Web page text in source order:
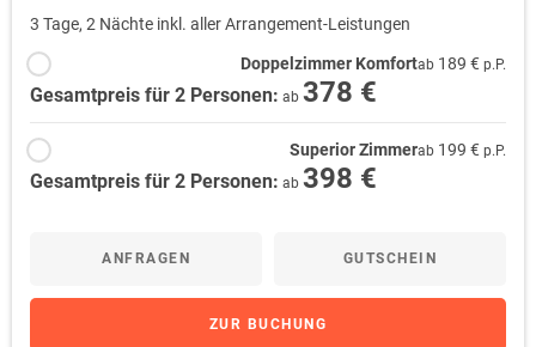
3 Tage, 2 Nächte inkl. aller Arrangement-Leistungen
Doppelzimmer Komfortab 189 € p.P.
Gesamtpreis für 2 Personen: ab 378 €
Superior Zimmerab 199 € p.P.
Gesamtpreis für 2 Personen: ab 398 €
ANFRAGEN GUTSCHEIN
ZUR BUCHUNG